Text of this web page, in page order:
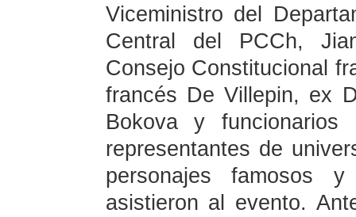
Viceministro del
Central del PCCh,
Consejo Constitucional
francés De Villepin, ex
Bokova y
representantes de
personajes famosos
asistieron al evento.